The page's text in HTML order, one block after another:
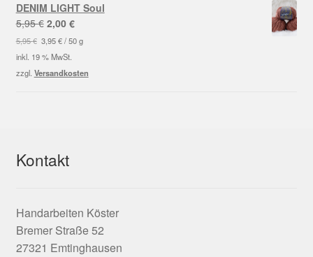
DENIM LIGHT Soul
5,95€ Ursprünglicher
Preis
war:
5,95 €
2,00 €Aktueller
Preis
2,00 €.
5,95€ 3,95€/50 g
inkl. 19 % MwSt.
zzgl. Versandkosten
Kontakt
Handarbeiten Köster
Bremer Straße 52
27321 Emtinghausen